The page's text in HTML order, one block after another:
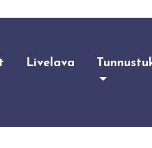
Livelava